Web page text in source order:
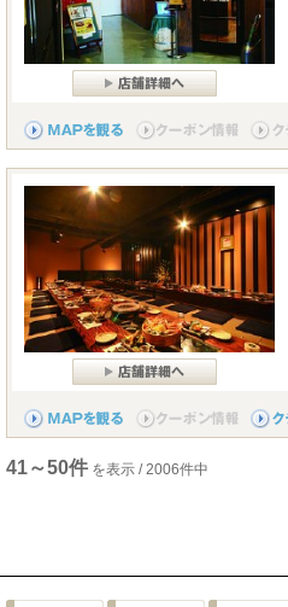
41～50件 を表示 / 2006件中